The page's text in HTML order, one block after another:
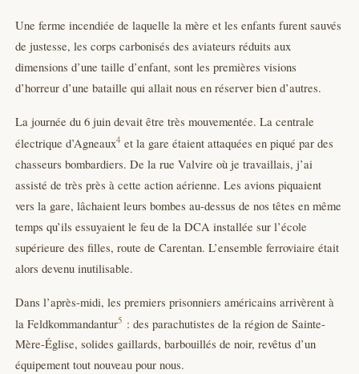
Une ferme incendiée de laquelle la mère et les enfants furent sauvés
de justesse, les corps carbonisés des aviateurs réduits aux
dimensions d’une taille d’enfant, sont les premières visions
d’horreur d’une bataille qui allait nous en réserver bien d’autres.
La journée du 6 juin devait être très mouvementée. La centrale
électrique d’Agneaux4 et la gare étaient attaquées en piqué par des
chasseurs bombardiers. De la rue Valvire où je travaillais, j’ai
assisté de très près à cette action aérienne. Les avions piquaient
vers la gare, lâchaient leurs bombes au-dessus de nos têtes en même
temps qu’ils essuyaient le feu de la DCA installée sur l’école
supérieure des filles, route de Carentan. L’ensemble ferroviaire était
alors devenu inutilisable.
Dans l’après-midi, les premiers prisonniers américains arrivèrent à
la Feldkommandantur5 : des parachutistes de la région de Sainte-
Mère-Église, solides gaillards, barbouillés de noir, revêtus d’un
équipement tout nouveau pour nous.